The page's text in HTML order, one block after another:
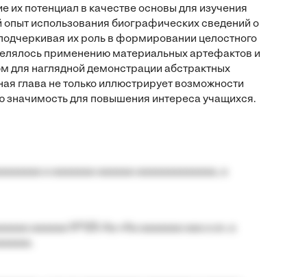
потенциал в качестве основы для изучения
использования биографических сведений о
их роль в формировании целостного
применению материальных артефактов и
для наглядной демонстрации абстрактных
глава не только иллюстрирует возможности
значимость для повышения интереса учащихся.